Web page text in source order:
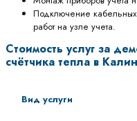
Подключение
работ на узле учета.
Стоимость услуг за
счётчика тепла в
Вид услуги